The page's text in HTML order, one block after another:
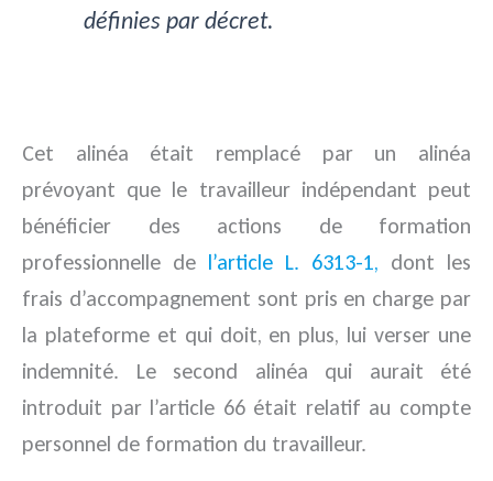
définies par décret.
Cet alinéa était remplacé par un alinéa
prévoyant que le travailleur indépendant peut
bénéficier des actions de formation
professionnelle de l’article L. 6313-1, dont les
frais d’accompagnement sont pris en charge par
la plateforme et qui doit, en plus, lui verser une
indemnité. Le second alinéa qui aurait été
introduit par l’article 66 était relatif au compte
personnel de formation du travailleur.